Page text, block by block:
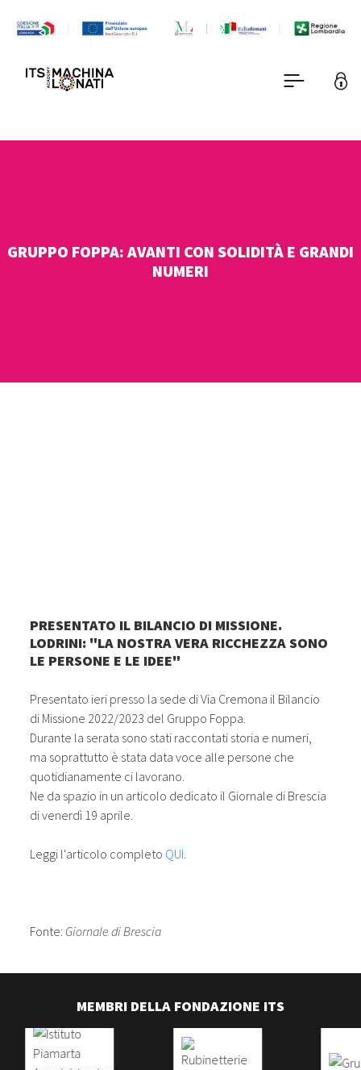
GRUPPO FOPPA: AVANTI CON SOLIDITÀ E GRANDI
NUMERI
PRESENTATO IL BILANCIO DI MISSIONE.
LODRINI: "LA NOSTRA VERA RICCHEZZA SONO
LE PERSONE E LE IDEE"
Presentato ieri presso la sede di Via Cremona il Bilancio
di Missione 2022/2023 del Gruppo Foppa.
Durante la serata sono stati raccontati storia e numeri,
ma soprattutto è stata data voce alle persone che
quotidianamente ci lavorano.
Ne da spazio in un articolo dedicato il Giornale di Brescia
di venerdì 19 aprile.
Leggi l'articolo completo QUI.
Fonte: Giornale di Brescia
MEMBRI DELLA FONDAZIONE ITS